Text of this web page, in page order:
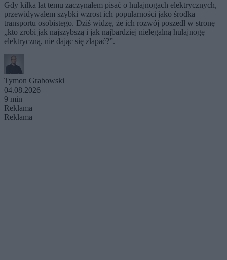
Gdy kilka lat temu zaczynałem pisać o hulajnogach elektrycznych,
przewidywałem szybki wzrost ich popularności jako środka
transportu osobistego. Dziś widzę, że ich rozwój poszedł w stronę
„kto zrobi jak najszybszą i jak najbardziej nielegalną hulajnogę
elektryczną, nie dając się złapać?”.
Tymon Grabowski
04.08.2026
9 min
Reklama
Reklama